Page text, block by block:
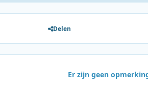
Delen
Er zijn geen